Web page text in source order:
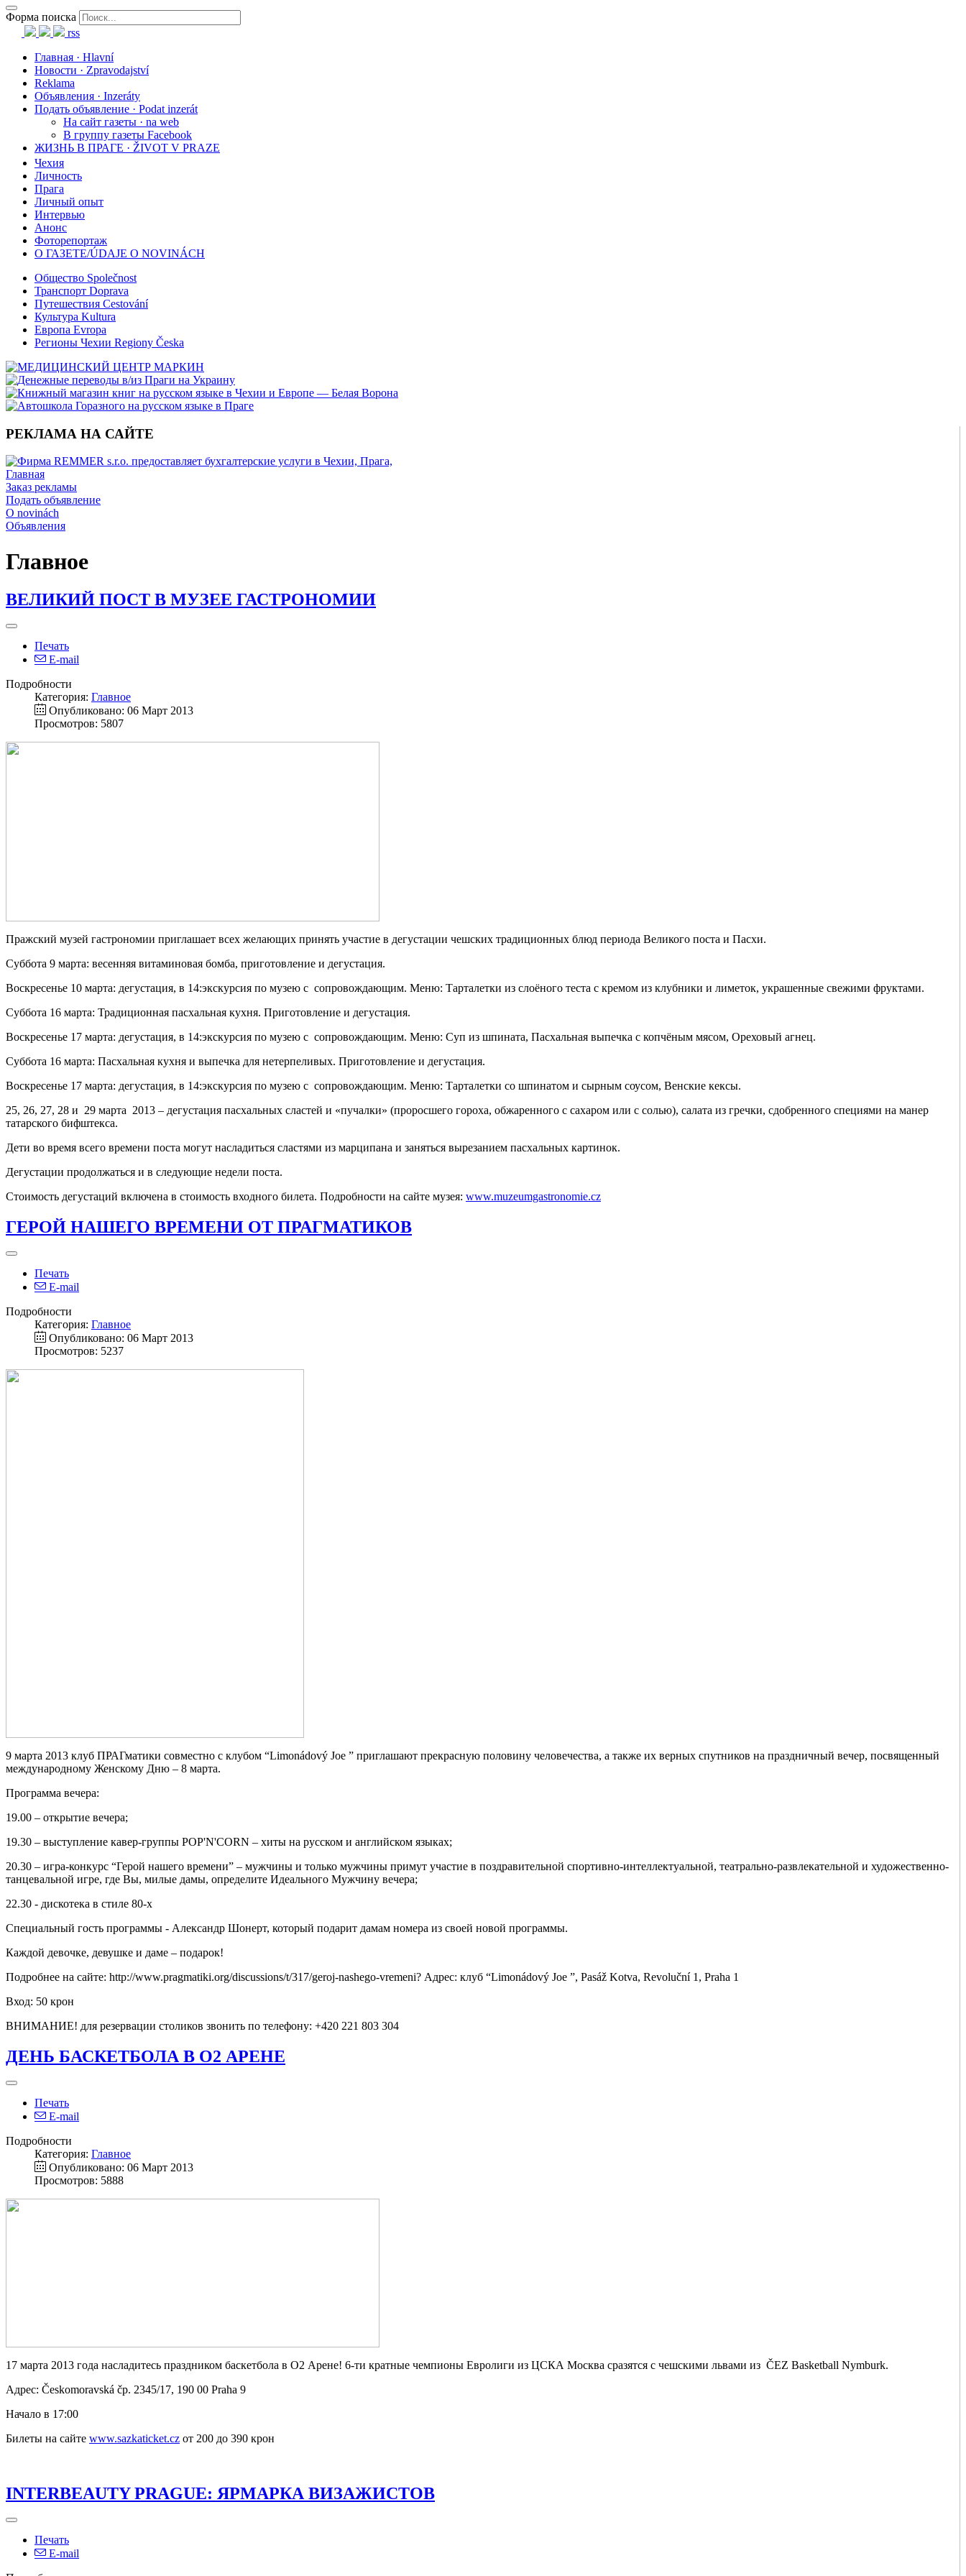
Форма поиска
rss
Главная · Hlavní
Новости · Zpravodajství
Reklama
Объявления · Inzeráty
Подать объявление · Podat inzerát
На сайт газеты · na web
В группу газеты Facebook
ЖИЗНЬ В ПРАГЕ · ŽIVOT V PRAZE
Чехия
Личность
Прага
Личный опыт
Интервью
Анонс
Фоторепортаж
О ГАЗЕТЕ/ÚDAJE O NOVINÁCH
Общество Společnost
Транспорт Doprava
Путешествия Cestování
Культура Kultura
Европа Evropa
Регионы Чехии Regiony Česka
РЕКЛАМА НА САЙТЕ
Главная
Заказ рекламы
Подать объявление
O novinách
Объявления
Главное
ВЕЛИКИЙ ПОСТ В МУЗЕЕ ГАСТРОНОМИИ
Печать
E-mail
Подробности
Категория: Главное
Опубликовано: 06 Март 2013
Просмотров: 5807
Пражский музей гастрономии приглашает всех желающих принять участие в дегустации чешских традиционных блюд периода Великого поста и Пасхи.
Суббота 9 марта: весенняя витаминовая бомба, приготовление и дегустация.
Воскресенье 10 марта: дегустация, в 14:экскурсия по музею с сопровождающим. Меню: Тарталетки из слоёного теста с кремом из клубники и лиметок, украшенные свежими фруктами.
Суббота 16 марта: Традиционная пасхальная кухня. Приготовление и дегустация.
Воскресенье 17 марта: дегустация, в 14:экскурсия по музею с сопровождающим. Меню: Суп из шпината, Пасхальная выпечка с копчёным мясом, Ореховый агнец.
Суббота 16 марта: Пасхальная кухня и выпечка для нетерпеливых. Приготовление и дегустация.
Воскресенье 17 марта: дегустация, в 14:экскурсия по музею с сопровождающим. Меню: Тарталетки со шпинатом и сырным соусом, Венские кексы.
25, 26, 27, 28 и 29 марта 2013 – дегустация пасхальных сластей и «пучалки» (проросшего гороха, обжаренного с сахаром или с солью), салата из гречки, сдобренного специями на манер
татарского бифштекса.
Дети во время всего времени поста могут насладиться сластями из марципана и заняться вырезанием пасхальных картинок.
Дегустации продолжаться и в следующие недели поста.
Стоимость дегустаций включена в стоимость входного билета. Подробности на сайте музея: www.muzeumgastronomie.cz
ГЕРОЙ НАШЕГО ВРЕМЕНИ ОТ ПРАГМАТИКОВ
Печать
E-mail
Подробности
Категория: Главное
Опубликовано: 06 Март 2013
Просмотров: 5237
9 марта 2013 клуб ПРАГматики совместно с клубом “Limonádový Joe ” приглашают прекрасную половину человечества, а также их верных спутников на праздничный вечер, посвященный
международному Женскому Дню – 8 марта.
Программа вечера:
19.00 – открытие вечера;
19.30 – выступление кавер-группы POP'N'CORN – хиты на русском и английском языках;
20.30 – игра-конкурс “Герой нашего времени” – мужчины и только мужчины примут участие в поздравительной спортивно-интеллектуальной, театрально-развлекательной и художественно-
танцевальной игре, где Вы, милые дамы, определите Идеального Мужчину вечера;
22.30 - дискотека в стиле 80-х
Специальный гость программы - Александр Шонерт, который подарит дамам номера из своей новой программы.
Каждой девочке, девушке и даме – подарок!
Подробнее на сайте: http://www.pragmatiki.org/discussions/t/317/geroj-nashego-vremeni? Адрес: клуб “Limonádový Joe ”, Pasáž Kotva, Revoluční 1, Praha 1
Вход: 50 крон
ВНИМАНИЕ! для резервации столиков звонить по телефону: +420 221 803 304
ДЕНЬ БАСКЕТБОЛА В О2 АРЕНЕ
Печать
E-mail
Подробности
Категория: Главное
Опубликовано: 06 Март 2013
Просмотров: 5888
17 марта 2013 года насладитесь праздником баскетбола в О2 Арене! 6-ти кратные чемпионы Евролиги из ЦСКА Москва сразятся с чешскими львами из ČEZ Basketball Nymburk.
Адрес: Českomoravská čp. 2345/17, 190 00 Praha 9
Начало в 17:00
Билеты на сайте www.sazkaticket.cz от 200 до 390 крон
INTERBEAUTY PRAGUE: ЯРМАРКА ВИЗАЖИСТОВ
Печать
E-mail